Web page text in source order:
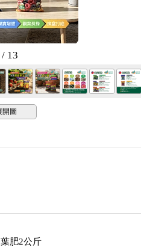
/ 13
開圖
肥2公斤